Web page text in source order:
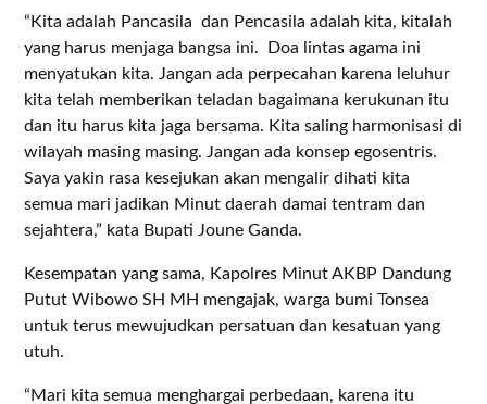
“Kita adalah Pancasila dan Pencasila adalah kita, kitalah
yang harus menjaga bangsa ini. Doa lintas agama ini
menyatukan kita. Jangan ada perpecahan karena leluhur
kita telah memberikan teladan bagaimana kerukunan itu
dan itu harus kita jaga bersama. Kita saling harmonisasi di
wilayah masing masing. Jangan ada konsep egosentris.
Saya yakin rasa kesejukan akan mengalir dihati kita
semua mari jadikan Minut daerah damai tentram dan
sejahtera,” kata Bupati Joune Ganda.
Kesempatan yang sama, Kapolres Minut AKBP Dandung
Putut Wibowo SH MH mengajak, warga bumi Tonsea
untuk terus mewujudkan persatuan dan kesatuan yang
utuh.
“Mari kita semua menghargai perbedaan, karena itu